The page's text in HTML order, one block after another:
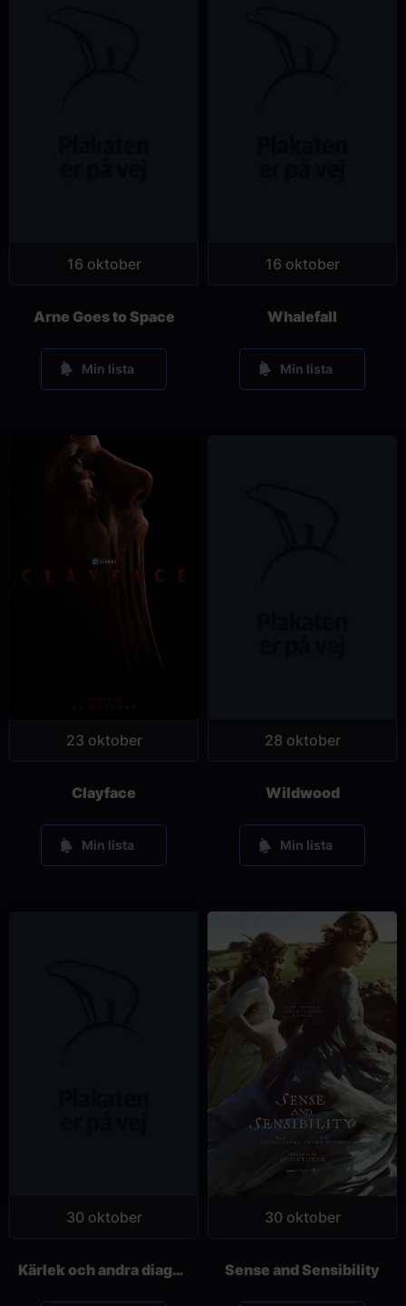
16 oktober
Arne Goes to Space
Min lista
16 oktober
Whalefall
Min lista
23 oktober
Clayface
Min lista
28 oktober
Wildwood
Min lista
30 oktober
Kärlek och andra diagnoser
30 oktober
Sense and Sensibility